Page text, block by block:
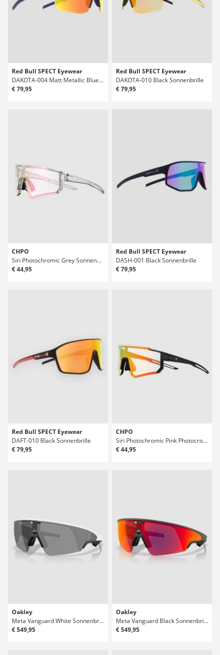
Red Bull SPECT Eyewear
DAKOTA-004 Matt Metallic Blue Sonnenbrille
€ 79,95
Red Bull SPECT Eyewear
DAKOTA-010 Black Sonnenbrille
€ 79,95
CHPO
Siri Photochromic Grey Sonnenbrille
€ 44,95
Red Bull SPECT Eyewear
DASH-001 Black Sonnenbrille
€ 79,95
Red Bull SPECT Eyewear
DAFT-010 Black Sonnenbrille
€ 79,95
CHPO
Siri Photochromic Pink Photocromic Sonnenbrille
€ 44,95
Oakley
Meta Vanguard White Sonnenbrille
€ 549,95
Oakley
Meta Vanguard Black Sonnenbrille
€ 549,95